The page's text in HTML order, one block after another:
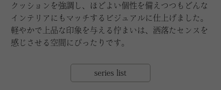
クッションを強調し、ほどよい個性を備えつつもどんな
インテリアにもマッチするビジュアルに仕上げました。
軽やかで上品な印象を与える佇まいは、洒落たセンスを
感じさせる空間にぴったりです。
series list